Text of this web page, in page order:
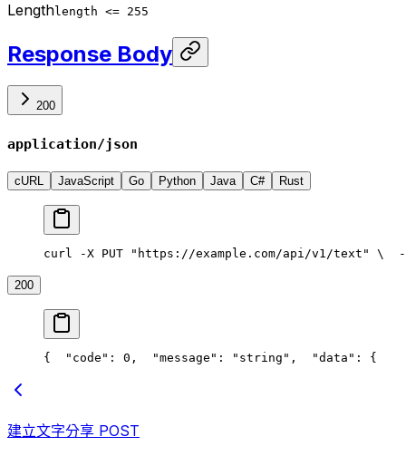
Lengthlength <= 255
Response Body
200
application/json
cURL JavaScript Go Python Java C# Rust
curl -X PUT "https://example.com/api/v1/text" \
200
{
  "code": 0,
  "message": "string",
  "data": {
建立文字分享 POST